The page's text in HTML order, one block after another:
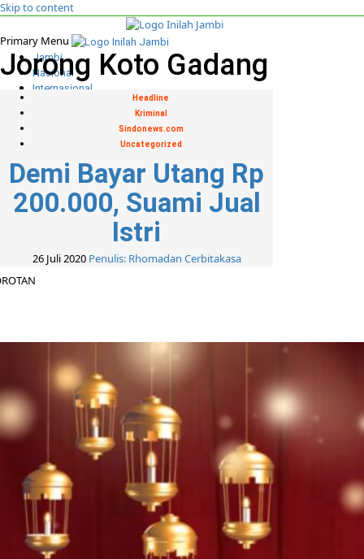
Skip to content
Primary Menu
Jambi
Nasional
Internasional
Media Partner
Cari untuk:
Jorong Koto Gadang
Headline
Kriminal
Sindonews.com
Uncategorized
Demi Bayar Utang Rp
200.000, Suami Jual
Istri
26 Juli 2020 Penulis: Rhomadan Cerbitakasa